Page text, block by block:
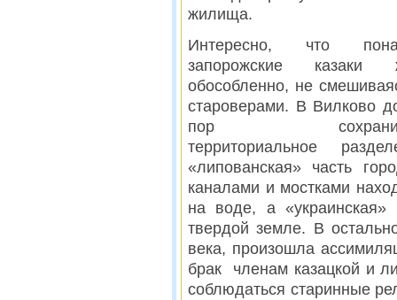
жилища.
Интересно, что
запорожские казаки
обособленно, не
староверами. В Вилково
пор
территориальное
«липованская» часть
каналами и мостками
на воде, а
твердой земле. В
века, произошла
брак членам казацкой и
соблюдаться старинные